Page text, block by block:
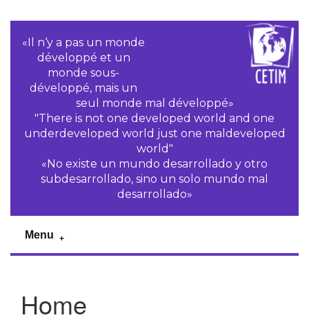
«Il n‘y a pas un monde
développé et un
monde sous-
développé, mais un
seul monde mal développé»
"There is not one developed world and one
underdeveloped world just one maldeveloped
world"
«No existe un mundo desarrollado y otro
subdesarrollado, sino un solo mundo mal
desarrollado»
Menu
Home